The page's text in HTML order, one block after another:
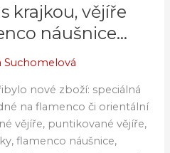
krajkou, vějíře
náušnice…
Suchomelová
nové zboží: speciálná
na flamenco či orientální
vějíře, puntikované vějíře,
flamenco náušnice,